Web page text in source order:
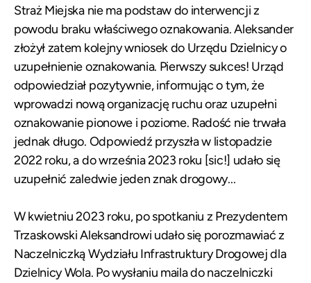
Straż Miejska nie ma podstaw do interwencji z
powodu braku właściwego oznakowania. Aleksander
złożył zatem kolejny wniosek do Urzędu Dzielnicy o
uzupełnienie oznakowania. Pierwszy sukces! Urząd
odpowiedział pozytywnie, informując o tym, że
wprowadzi nową organizację ruchu oraz uzupełni
oznakowanie pionowe i poziome. Radość nie trwała
jednak długo. Odpowiedź przyszła w listopadzie
2022 roku, a do września 2023 roku [sic!] udało się
uzupełnić zaledwie jeden znak drogowy...
W kwietniu 2023 roku, po spotkaniu z Prezydentem
Trzaskowski Aleksandrowi udało się porozmawiać z
Naczelniczką Wydziału Infrastruktury Drogowej dla
Dzielnicy Wola. Po wysłaniu maila do naczelniczki